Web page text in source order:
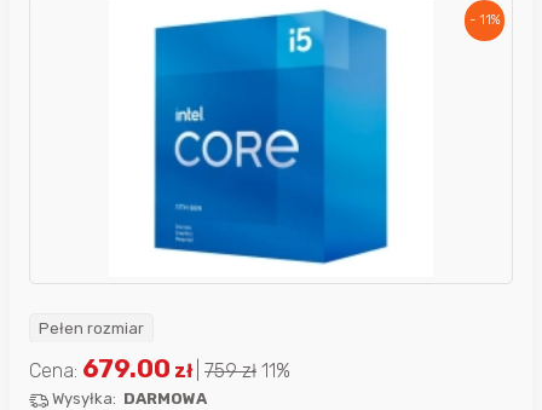
- 11%
Pełen rozmiar
Cena: 679.00 zł 759zł 11%
Wysyłka: DARMOWA